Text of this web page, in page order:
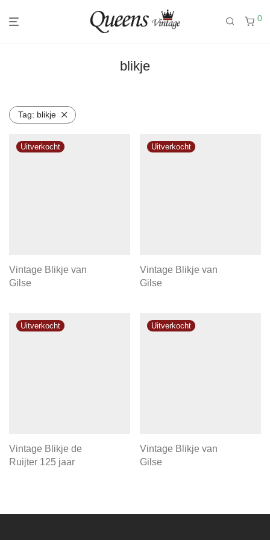
0
blikje
Tag: blikje
Vintage Blikje van
Gilse
Vintage Blikje van
Gilse
Vintage Blikje de
Ruijter 125 jaar
Vintage Blikje van
Gilse